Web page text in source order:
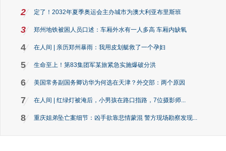
2 定了！2032年夏季奥运会主办城市为澳大利亚布里斯班
3 郑州地铁被困人员口述：车厢外水有一人多高 车厢内缺氧
4 在人间 | 亲历郑州暴雨：我用皮划艇救了一个孕妇
5 生命至上！第83集团军某旅紧急实施爆破分洪
6 美国常务副国务卿访华为何选在天津？外交部：两个原因
7 在人间 | 红绿灯被淹后，小男孩在路口指路，7位摄影师...
8 重庆姐弟坠亡案细节：凶手欲靠悲情蒙混 警方现场勘察发现...